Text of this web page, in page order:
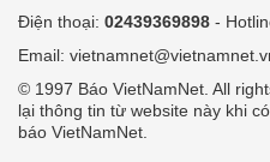
Điện thoại: 02439369898 -
Email:
© 1997 Báo VietNamNet. All
lại thông tin từ website này khi
báo VietNamNet.